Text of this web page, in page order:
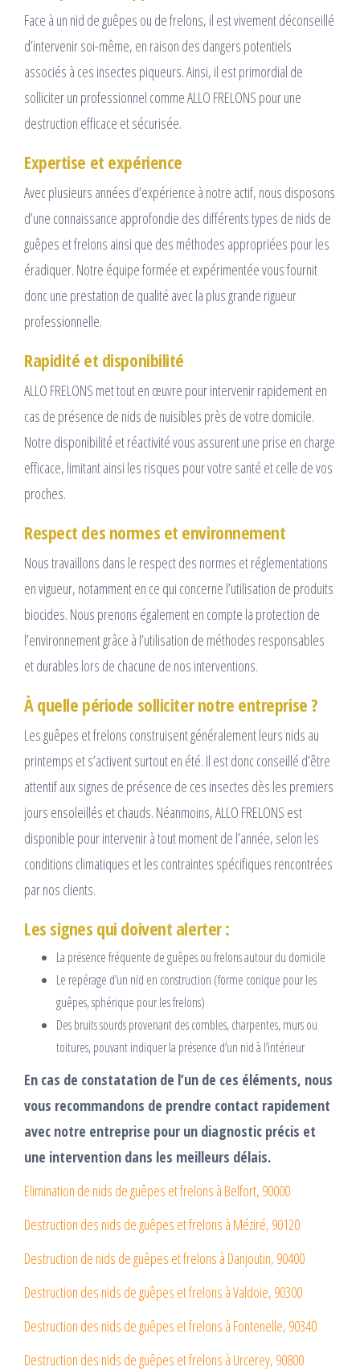
Face à un nid de guêpes ou de frelons, il est vivement déconseillé
d’intervenir soi-même, en raison des dangers potentiels
associés à ces insectes piqueurs. Ainsi, il est primordial de
solliciter un professionnel comme ALLO FRELONS pour une
destruction efficace et sécurisée.
Expertise et expérience
Avec plusieurs années d’expérience à notre actif, nous disposons
d’une connaissance approfondie des différents types de nids de
guêpes et frelons ainsi que des méthodes appropriées pour les
éradiquer. Notre équipe formée et expérimentée vous fournit
donc une prestation de qualité avec la plus grande rigueur
professionnelle.
Rapidité et disponibilité
ALLO FRELONS met tout en œuvre pour intervenir rapidement en
cas de présence de nids de nuisibles près de votre domicile.
Notre disponibilité et réactivité vous assurent une prise en charge
efficace, limitant ainsi les risques pour votre santé et celle de vos
proches.
Respect des normes et environnement
Nous travaillons dans le respect des normes et réglementations
en vigueur, notamment en ce qui concerne l’utilisation de produits
biocides. Nous prenons également en compte la protection de
l’environnement grâce à l’utilisation de méthodes responsables
et durables lors de chacune de nos interventions.
À quelle période solliciter notre entreprise ?
Les guêpes et frelons construisent généralement leurs nids au
printemps et s’activent surtout en été. Il est donc conseillé d’être
attentif aux signes de présence de ces insectes dès les premiers
jours ensoleillés et chauds. Néanmoins, ALLO FRELONS est
disponible pour intervenir à tout moment de l’année, selon les
conditions climatiques et les contraintes spécifiques rencontrées
par nos clients.
Les signes qui doivent alerter :
La présence fréquente de guêpes ou frelons autour du domicile
Le repérage d’un nid en construction (forme conique pour les
guêpes, sphérique pour les frelons)
Des bruits sourds provenant des combles, charpentes, murs ou
toitures, pouvant indiquer la présence d’un nid à l’intérieur
En cas de constatation de l’un de ces éléments, nous
vous recommandons de prendre contact rapidement
avec notre entreprise pour un diagnostic précis et
une intervention dans les meilleurs délais.
Elimination de nids de guêpes et frelons à Belfort, 90000
Destruction des nids de guêpes et frelons à Méziré, 90120
Destruction de nids de guêpes et frelons à Danjoutin, 90400
Destruction des nids de guêpes et frelons à Valdoie, 90300
Destruction des nids de guêpes et frelons à Fontenelle, 90340
Destruction des nids de guêpes et frelons à Urcerey, 90800